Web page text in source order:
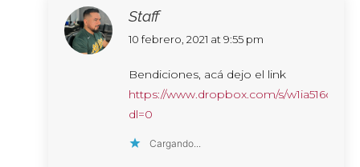
Staff
says:
10 febrero, 2021 at 9:55 pm
Bendiciones, acá dejo el link
https://www.dropbox.com/s/
dl=0
Cargando...